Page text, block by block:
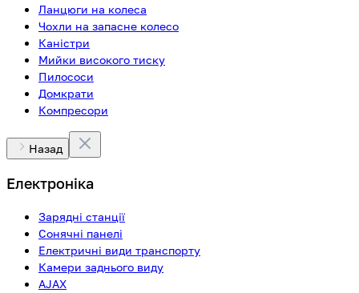
Ланцюги на колеса
Чохли на запасне колесо
Каністри
Мийки високого тиску
Пилососи
Домкрати
Компресори
Назад
Електроніка
Зарядні станції
Сонячні панелі
Електричні види транспорту
Камери заднього виду
AJAX